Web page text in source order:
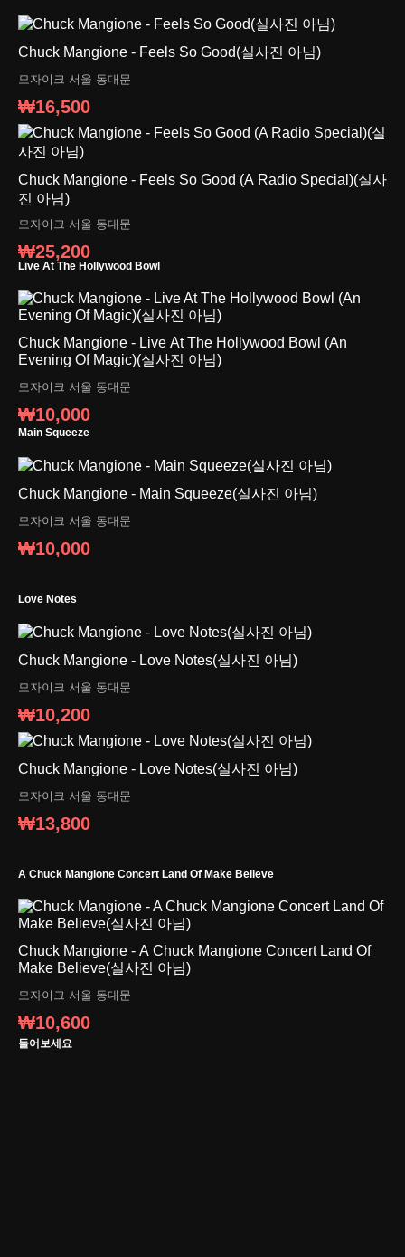
Chuck Mangione - Feels So Good(실사진 아님)
모자이크 서울 동대문
₩16,500
Chuck Mangione - Feels So Good (A Radio Special)(실사
진 아님)
모자이크 서울 동대문
₩25,200
Live At The Hollywood Bowl
Chuck Mangione - Live At The Hollywood Bowl (An
Evening Of Magic)(실사진 아님)
모자이크 서울 동대문
₩10,000
Main Squeeze
Chuck Mangione - Main Squeeze(실사진 아님)
모자이크 서울 동대문
₩10,000
Love Notes
Chuck Mangione - Love Notes(실사진 아님)
모자이크 서울 동대문
₩10,200
Chuck Mangione - Love Notes(실사진 아님)
모자이크 서울 동대문
₩13,800
A Chuck Mangione Concert Land Of Make Believe
Chuck Mangione - A Chuck Mangione Concert Land Of
Make Believe(실사진 아님)
모자이크 서울 동대문
₩10,600
들어보세요